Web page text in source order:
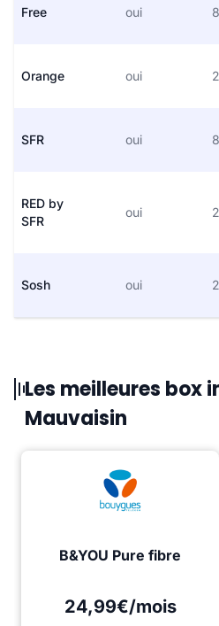
Free oui
Orange oui
SFR oui
RED by
SFR
oui
Sosh oui
Les meilleures box
Mauvaisin
B&YOU Pure fibre
24,99€/mois